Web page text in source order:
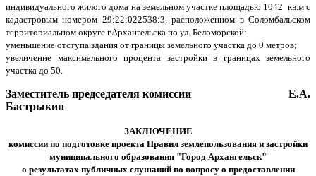
индивидуального жилого дома на земельном участке площадью 1042 кв.м с
кадастровым номером 29:22:022538:3, расположенном в Соломбальском
территориальном округе г.Архангельска по ул. Беломорской:
уменьшение отступа здания от границы земельного участка до 0 метров;
увеличение максимального процента застройки в границах земельного
участка до 50.
Заместитель председателя комиссии Е.А.
Бастрыкин
ЗАКЛЮЧЕНИЕ
комиссии по подготовке проекта Правил землепользования и застройки
муниципального образования "Город Архангельск"
о результатах публичных слушанийпо вопросу о предоставлении